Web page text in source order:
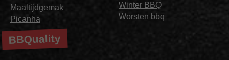
Maaltijdgemak
Picanha
Winter BBQ
Worsten bbq
BBQuality